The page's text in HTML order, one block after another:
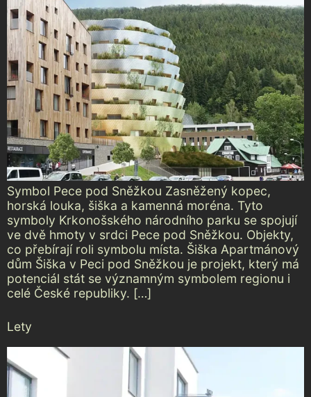
Symbol Pece pod Sněžkou Zasněžený kopec,
horská louka, šiška a kamenná moréna. Tyto
symboly Krkonošského národního parku se spojují
ve dvě hmoty v srdci Pece pod Sněžkou. Objekty,
co přebírají roli symbolu místa. Šiška Apartmánový
dům Šiška v Peci pod Sněžkou je projekt, který má
potenciál stát se významným symbolem regionu i
celé České republiky. […]
Lety